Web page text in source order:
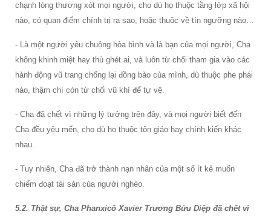
chạnh lòng thương xót mọi người, cho dù họ thuộc tầng lớp xã hội
nào, có quan điểm chính trị ra sao, hoặc thuộc về tín ngưỡng nào…
- Là một người yêu chuộng hòa bình và là bạn của mọi người, Cha
không khinh miệt hay thù ghét ai, và luôn từ chối tham gia vào các
hành động vũ trang chống lại đồng bào của mình, dù thuộc phe phái
nào, thậm chí còn từ chối vũ khí để tự vệ.
- Cha đã chết vì những lý tưởng trên đây, và mọi người biết đến
Cha đều yêu mến, cho dù họ thuộc tôn giáo hay chính kiến khác
nhau.
- Tuy nhiên, Cha đã trở thành nạn nhân của một số ít kẻ muốn
chiếm đoạt tài sản của người nghèo.
5.2. Thật sự, Cha Phanxicô Xavier Trương Bửu Diệp đã chết vì